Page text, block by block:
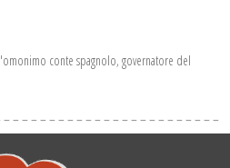
conte spagnolo, governatore del